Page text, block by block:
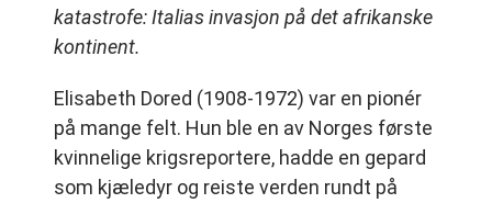
katastrofe: Italias invasjon på det afrikanske
kontinent.
Elisabeth Dored (1908-1972) var en pionér
på mange felt. Hun ble en av Norges første
kvinnelige krigsreportere, hadde en gepard
som kjæledyr og reiste verden rundt på